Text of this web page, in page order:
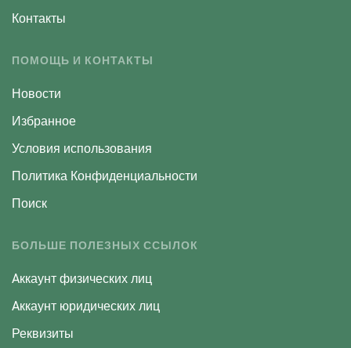
Контакты
ПОМОЩЬ И КОНТАКТЫ
Новости
Избранное
Условия использования
Политика Конфиденциальности
Поиск
БОЛЬШЕ ПОЛЕЗНЫХ ССЫЛОК
Aккаунт физических лиц
Aккаунт юридических лиц
Реквизиты